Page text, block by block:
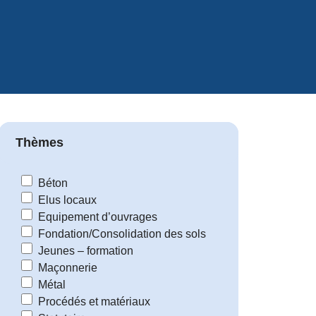
Thèmes
Béton
Elus locaux
Equipement d’ouvrages
Fondation/Consolidation des sols
Jeunes – formation
Maçonnerie
Métal
Procédés et matériaux